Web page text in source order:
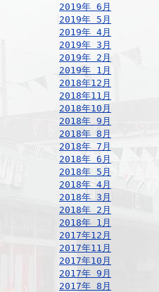
2019年 6月
2019年 5月
2019年 4月
2019年 3月
2019年 2月
2019年 1月
2018年12月
2018年11月
2018年10月
2018年 9月
2018年 8月
2018年 7月
2018年 6月
2018年 5月
2018年 4月
2018年 3月
2018年 2月
2018年 1月
2017年12月
2017年11月
2017年10月
2017年 9月
2017年 8月